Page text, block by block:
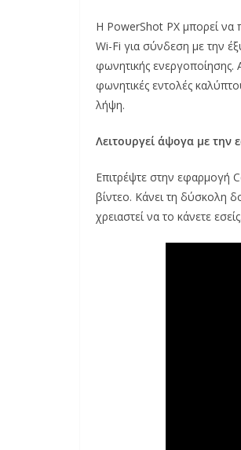
Η PowerShot PX μπορεί να
Wi-Fi για σύνδεση με την
φωνητικής ενεργοποίησης.
φωνητικές εντολές
λήψη.
Λειτουργεί άψογα με
Επιτρέψτε στην εφαρμογή
βίντεο. Κάνει τη δύσκολη
χρειαστεί να το κάνετε εσείς.